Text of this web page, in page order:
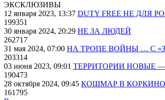
ЭКСКЛЮЗИВЫ
12 января 2023, 13:37 DUTY FREE НЕ ДЛЯ
199351
30 января 2024, 20:29 НЕ ЗА ЛЮДЕЙ
262717
31 мая 2024, 07:00 НА ТРОПЕ ВОЙНЫ … С
203314
03 июня 2023, 09:01 ТЕРРИТОРИИ НОВЫЕ
190473
28 октября 2024, 09:45 КОШМАР В КОРКИНО
161795